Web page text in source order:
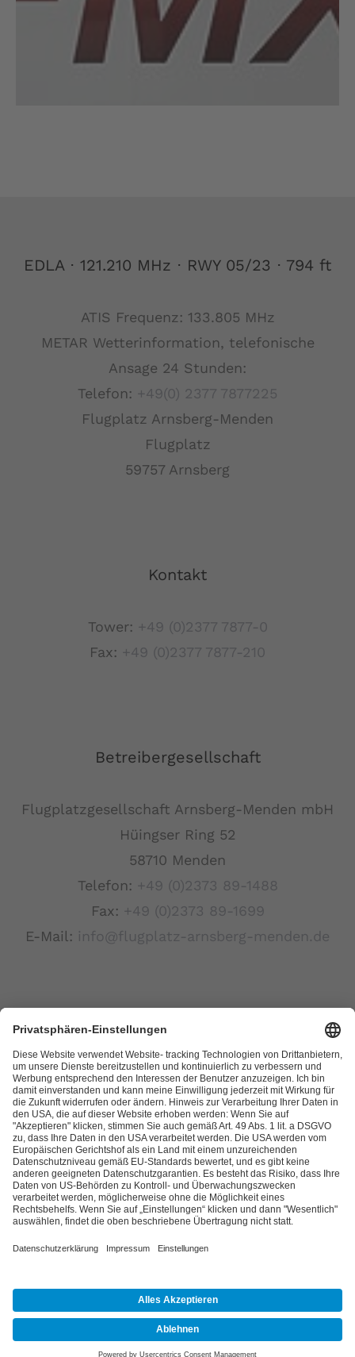
EDLA ⋅ 121.210 MHz ⋅ RWY 05/23 ⋅ 794 ft
ATIS Frequenz: 133.805 MHz
METAR Wetterinformation, telefonische
Ansage 24 Stunden:
Telefon: +49(0) 2377 7877225
Flugplatz Arnsberg-Menden
Flugplatz
59757 Arnsberg
Kontakt
Tower: +49 (0)2377 7877-0
Fax: +49 (0)2377 7877-210
Betreibergesellschaft
Flugplatzgesellschaft Arnsberg-Menden mbH
Hüingser Ring 52
58710 Menden
Telefon: +49 (0)2373 89-1488
Fax: +49 (0)2373 89-1699
E-Mail: info@flugplatz-arnsberg-menden.de
Kontakt
Datenschutzerklärung
Impressum
©2026 | FAM · Flugplatz Arnsberg-Menden